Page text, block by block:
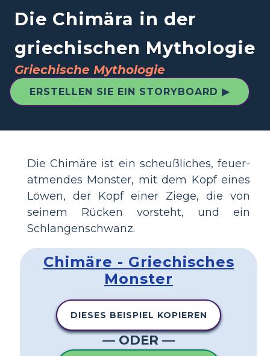
Die Chimära in der
griechischen Mythologie
Griechische Mythologie
ERSTELLEN SIE EIN STORYBOARD ▶
Die Chimäre ist ein scheußliches, feuer-
atmendes Monster, mit dem Kopf eines
Löwen, der Kopf einer Ziege, die von
seinem Rücken vorsteht, und ein
Schlangenschwanz.
Chimäre - Griechisches
Monster
DIESES BEISPIEL KOPIEREN
— ODER —